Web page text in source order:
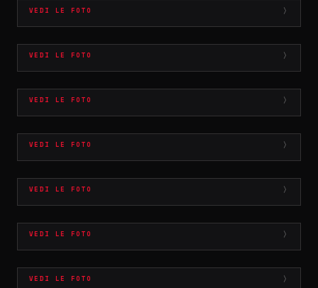
VEDI LE FOTO
CASTELLI CORE POOL FEST
VEDI LE FOTO
CASTELLI CORE NIGHT VOL.5
VEDI LE FOTO
CASTELLI CORE NIGHT VOL.4
VEDI LE FOTO
CASTELLI CORE NIGHT VOL.3
VEDI LE FOTO
CASTELLI CORE NIGHT VOL.2
VEDI LE FOTO
CASTELLI CORE NIGHT VOL.1
VEDI LE FOTO